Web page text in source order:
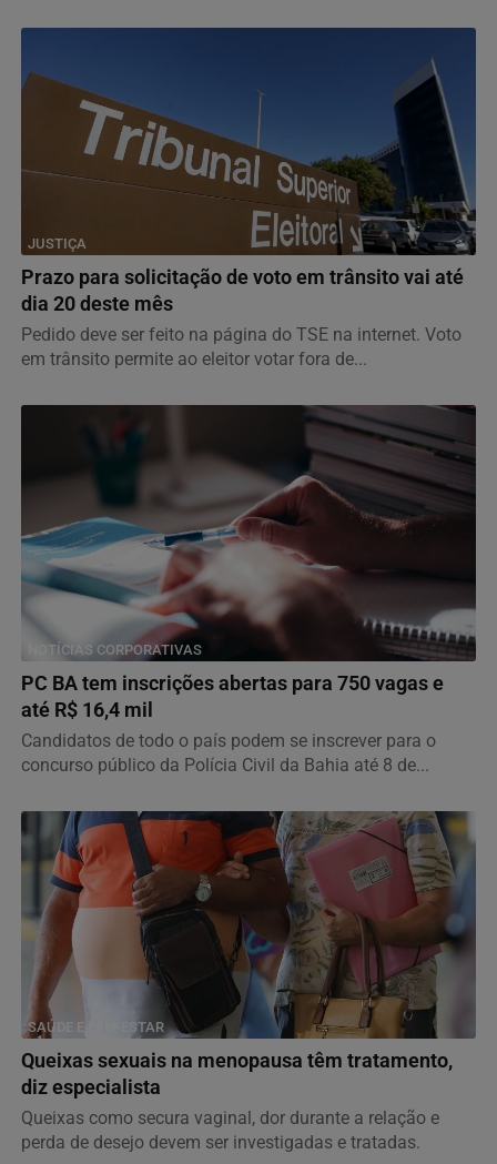
JUSTIÇA
Prazo para solicitação de voto em trânsito vai até
dia 20 deste mês
Pedido deve ser feito na página do TSE na internet. Voto
em trânsito permite ao eleitor votar fora de...
NOTÍCIAS CORPORATIVAS
PC BA tem inscrições abertas para 750 vagas e
até R$ 16,4 mil
Candidatos de todo o país podem se inscrever para o
concurso público da Polícia Civil da Bahia até 8 de...
SAÚDE E BEM-ESTAR
Queixas sexuais na menopausa têm tratamento,
diz especialista
Queixas como secura vaginal, dor durante a relação e
perda de desejo devem ser investigadas e tratadas.